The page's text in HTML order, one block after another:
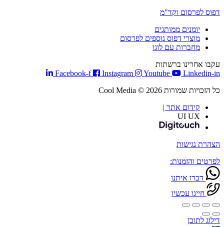
דפוס לפרסום וקד"מ
יומנים ממותגים
מוצרי דפוס נוספים לפרסום
מחברות עם לוגו
עקבו אחרינו ברשתות
Facebook-f
Instagram Youtube
Linkedin-in
כל הזכויות שמורות Cool Media © 2026
קידום אתר |
UI UX
הצהרת נגישות
לפרטים והזמנות:
דברו איתנו
חייגו עכשיו
דילוג לתוכן